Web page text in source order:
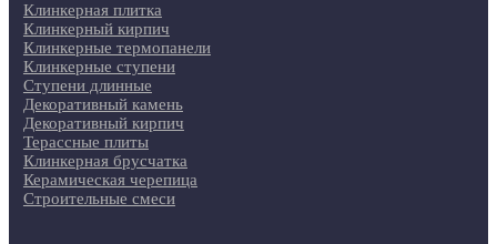
Клинкерная плитка
Клинкерный кирпич
Клинкерные термопанели
Клинкерные ступени
Ступени длинные
Декоративный камень
Декоративный кирпич
Терассные плиты
Клинкерная брусчатка
Керамическая черепица
Строительные смеси